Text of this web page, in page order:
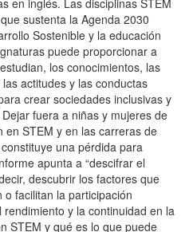
en inglés. Las disciplinas STEM
sustenta la Agenda 2030
Sostenible y la educación
puede proporcionar a
los conocimientos, las
actitudes y las conductas
crear sociedades inclusivas y
fuera a niñas y mujeres de
en STEM y en las carreras de
una pérdida para
apunta a “descifrar el
descubrir los factores que
o facilitan la participación
rendimiento y la continuidad en la
STEM y qué es lo que puede